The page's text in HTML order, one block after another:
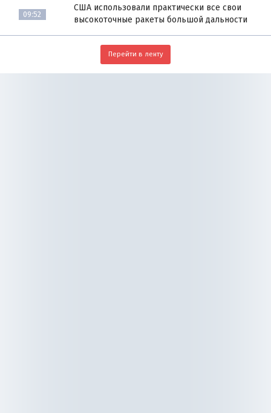
09:52
США использовали практически все свои
высокоточные ракеты большой дальности
Перейти в ленту